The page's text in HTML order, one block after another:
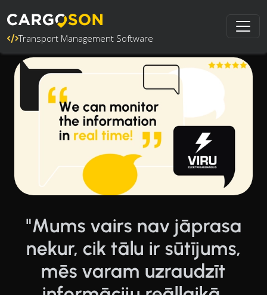
Transport Management Software
"Mums vairs nav jāprasa
nekur, cik tālu ir sūtījums,
mēs varam uzraudzīt